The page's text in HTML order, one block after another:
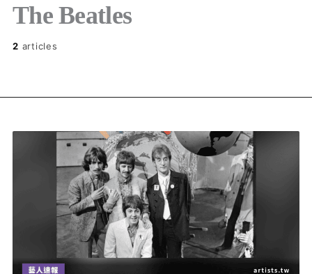
The Beatles
2 articles